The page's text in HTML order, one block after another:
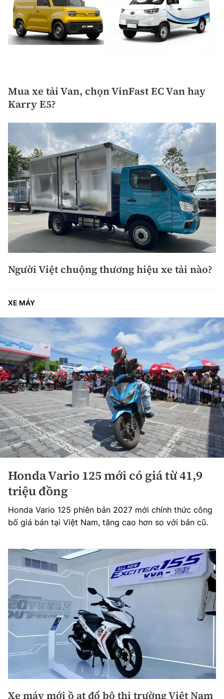
Mua xe tải Van, chọn VinFast EC Van hay
Karry E5?
Người Việt chuộng thương hiệu xe tải nào?
XE MÁY
Honda Vario 125 mới có giá từ 41,9
triệu đồng
Honda Vario 125 phiên bản 2027 mới chính thức công
bố giá bán tại Việt Nam, tăng cao hơn so với bản cũ.
Xe máy mới ồ ạt đổ bộ thị trường Việt Nam